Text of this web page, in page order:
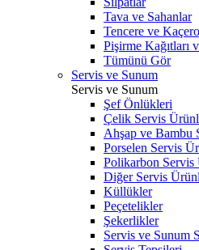
Tava ve Sahanlar
Tencere ve
Pişirme Kağıtları
Tümünü Gör
Servis ve Sunum
Servis ve Sunum
Şef Önlükleri
Çelik Servis
Ahşap ve Bambu
Porselen Servis
Polikarbon Servis
Diğer Servis
Küllükler
Peçetelikler
Şekerlikler
Servis ve Sunum